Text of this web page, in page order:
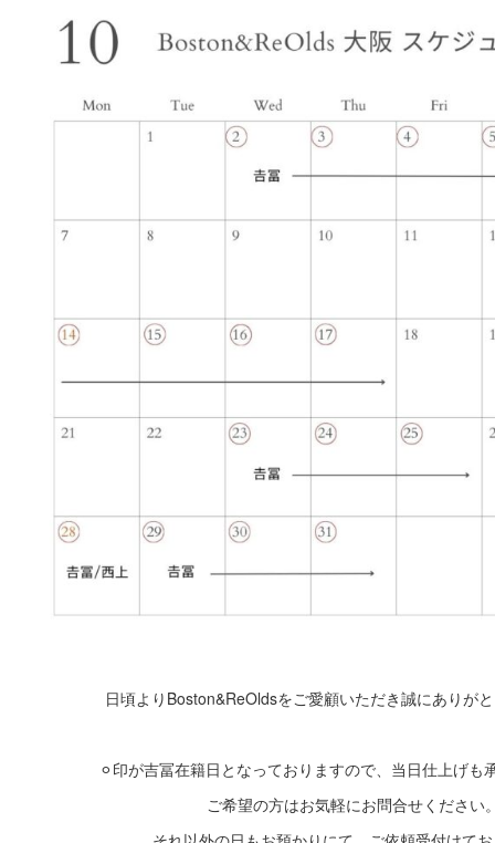
日頃よりBoston&ReOldsをご愛顧いただき誠にありが
⚪︎印が吉冨在籍日となっておりますので、当日仕上げも
ご希望の方はお気軽にお問合せください